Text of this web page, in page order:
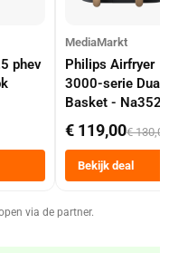
phev
MediaMarkt
Philips Airfryer
3000-serie Dual
Basket -
Dubbele Mand 9
Tot 6 Personen
Heteluchtfriteuse
Zwart
€ 119,00€ 130,00
Bekijk deal
via de partner.